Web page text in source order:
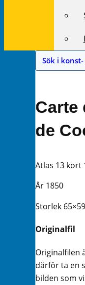
Sök i
Carte
de
Atlas 13 kort
År 1850
Storlek
Originalfil
Originalfilen
därför ta en
bilden som